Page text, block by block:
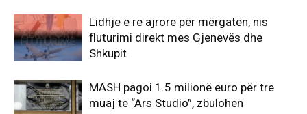
Lidhje e re ajrore për mërgatën, nis
fluturimi direkt mes Gjenevës dhe
Shkupit
MASH pagoi 1.5 milionë euro për tre
muaj te “Ars Studio”, zbulohen